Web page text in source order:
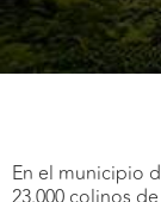
En el municipio